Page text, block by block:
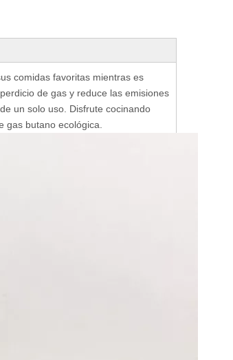
comidas favoritas mientras es
de gas y reduce las emisiones
un solo uso. Disfrute cocinando
gas butano ecológica.